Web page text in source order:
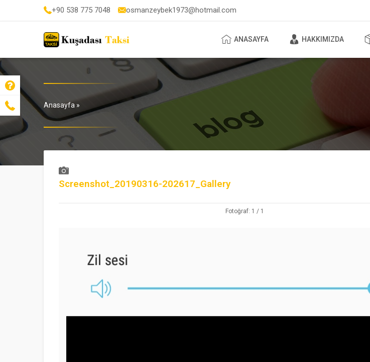
+90 538 775 7048 osmanzeybek1973@hotmail.com
ANASAYFA HAKKIMIZDA
Anasayfa »
Screenshot_20190316-202617_Gallery
Fotoğraf: 1 / 1